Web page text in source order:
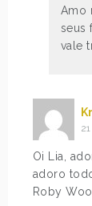
Amo
seus
vale
Oi Lia,
adoro
Roby